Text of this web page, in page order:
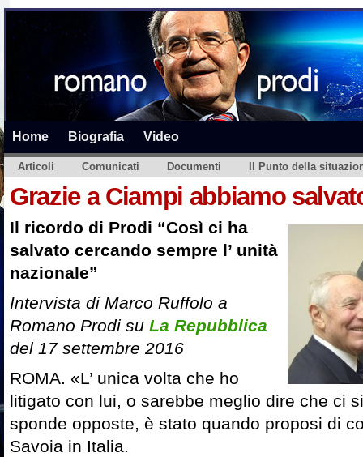
Home Biografia Video
Articoli Comunicati Documenti Il Punto della
Grazie a Ciampi abbiamo
Il ricordo di Prodi “Così ci ha
salvato cercando sempre l’ unità
nazionale”
Intervista di Marco Ruffolo a
Romano Prodi su La Repubblica
del 17 settembre 2016
ROMA. «L’ unica volta che ho
litigato con lui, o sarebbe meglio dire che ci
sponde opposte, è stato quando proposi di
Savoia in Italia.